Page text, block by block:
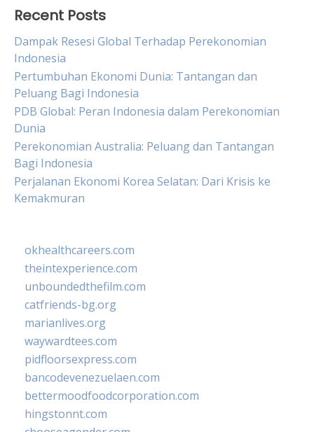
Recent Posts
Dampak Resesi Global Terhadap Perekonomian
Indonesia
Pertumbuhan Ekonomi Dunia: Tantangan dan
Peluang Bagi Indonesia
PDB Global: Peran Indonesia dalam Perekonomian
Dunia
Perekonomian Australia: Peluang dan Tantangan
Bagi Indonesia
Perjalanan Ekonomi Korea Selatan: Dari Krisis ke
Kemakmuran
okhealthcareers.com
theintexperience.com
unboundedthefilm.com
catfriends-bg.org
marianlives.org
waywardtees.com
pidfloorsexpress.com
bancodevenezuelaen.com
bettermoodfoodcorporation.com
hingstonnt.com